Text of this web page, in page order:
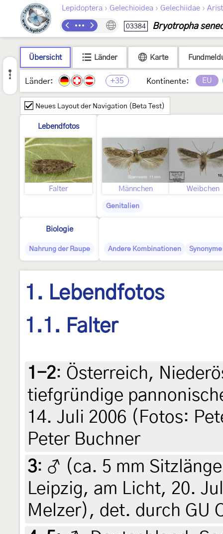
Lepidoptera › Gelechioidea › Gelechiidae ›
03384 Bryotropha
Übersicht Länder Karte
Länder: +35 Kontinente: EU
Neues Layout der Navigation (Beta Test)
Lebendfotos
Falter Männchen Weibchen
Genitalien
Biologie
Nahrung der Raupe Andere Kombinationen Synonyme
1. Lebendfotos
1.1. Falter
1-2: Österreich,
tiefgründige
14. Juli 2006 (Fotos:
Peter Buchner
3: ♂ (ca. 5 mm
Leipzig, am Licht, 20.
Melzer), det. durch GU